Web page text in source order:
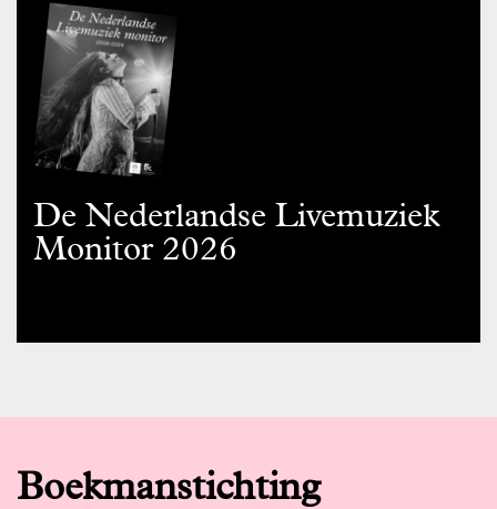
De Nederlandse Livemuziek
Monitor 2026
Boekmanstichting